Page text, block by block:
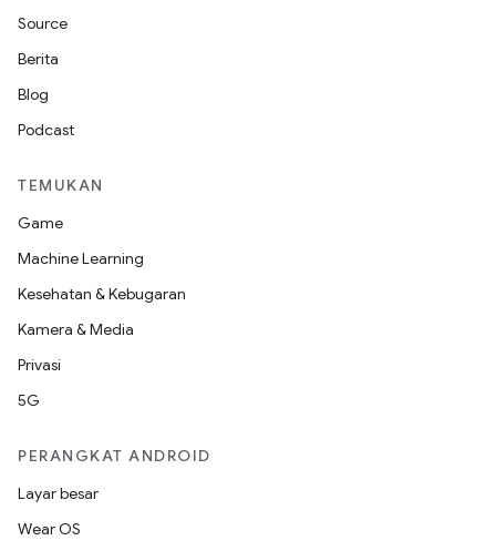
Source
Berita
Blog
Podcast
TEMUKAN
Game
Machine Learning
Kesehatan & Kebugaran
Kamera & Media
Privasi
5G
PERANGKAT ANDROID
Layar besar
Wear OS